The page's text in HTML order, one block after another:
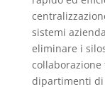
sistemi
eliminare i
dipartimenti di